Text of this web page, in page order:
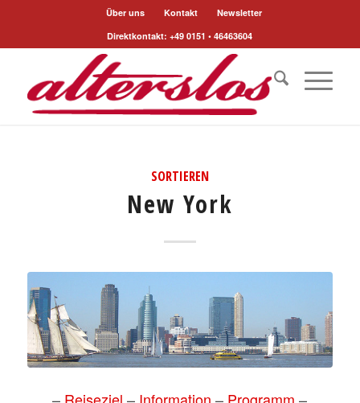
Über uns Kontakt
Newsletter
Direktkontakt: +49 0151 • 46463604
SORTIEREN
New York